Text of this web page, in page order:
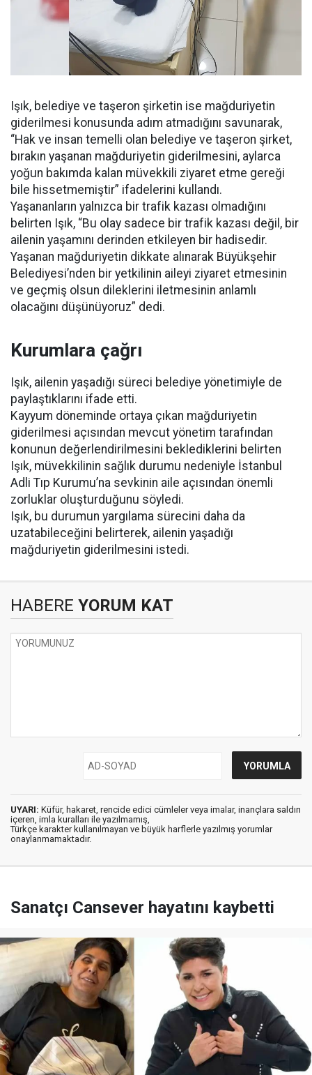
Işık, belediye ve taşeron şirketin ise mağduriyetin
giderilmesi konusunda adım atmadığını savunarak,
“Hak ve insan temelli olan belediye ve taşeron şirket,
bırakın yaşanan mağduriyetin giderilmesini, aylarca
yoğun bakımda kalan müvekkili ziyaret etme gereği
bile hissetmemiştir” ifadelerini kullandı.
Yaşananların yalnızca bir trafik kazası olmadığını
belirten Işık, “Bu olay sadece bir trafik kazası değil, bir
ailenin yaşamını derinden etkileyen bir hadisedir.
Yaşanan mağduriyetin dikkate alınarak Büyükşehir
Belediyesi’nden bir yetkilinin aileyi ziyaret etmesinin
ve geçmiş olsun dileklerini iletmesinin anlamlı
olacağını düşünüyoruz” dedi.
Kurumlara çağrı
Işık, ailenin yaşadığı süreci belediye yönetimiyle de
paylaştıklarını ifade etti.
Kayyum döneminde ortaya çıkan mağduriyetin
giderilmesi açısından mevcut yönetim tarafından
konunun değerlendirilmesini beklediklerini belirten
Işık, müvekkilinin sağlık durumu nedeniyle İstanbul
Adli Tıp Kurumu’na sevkinin aile açısından önemli
zorluklar oluşturduğunu söyledi.
Işık, bu durumun yargılama sürecini daha da
uzatabileceğini belirterek, ailenin yaşadığı
mağduriyetin giderilmesini istedi.
HABERE YORUM KAT
UYARI: Küfür, hakaret, rencide edici cümleler veya imalar, inançlara saldırı
içeren, imla kuralları ile yazılmamış,
Türkçe karakter kullanılmayan ve büyük harflerle yazılmış yorumlar
onaylanmamaktadır.
Sanatçı Cansever hayatını kaybetti